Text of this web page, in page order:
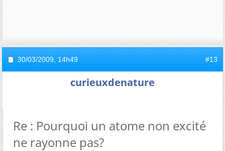
30/03/2009, 14h49 #13
curieuxdenature
Re : Pourquoi un atome non excité
ne rayonne pas?